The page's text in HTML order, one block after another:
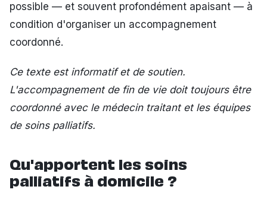
possible — et souvent profondément apaisant — à
condition d'organiser un accompagnement
coordonné.
Ce texte est informatif et de soutien.
L'accompagnement de fin de vie doit toujours être
coordonné avec le médecin traitant et les équipes
de soins palliatifs.
Qu'apportent les soins
palliatifs à domicile ?